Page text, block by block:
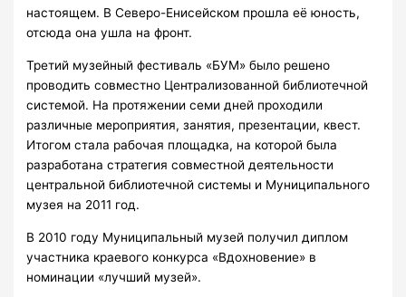
настоящем. В Северо-Енисейском прошла её юность,
отсюда она ушла на фронт.
Третий музейный фестиваль «БУМ» было решено
проводить совместно Централизованной библиотечной
системой. На протяжении семи дней проходили
различные мероприятия, занятия, презентации, квест.
Итогом стала рабочая площадка, на которой была
разработана стратегия совместной деятельности
центральной библиотечной системы и Муниципального
музея на 2011 год.
В 2010 году Муниципальный музей получил диплом
участника краевого конкурса «Вдохновение» в
номинации «лучший музей».